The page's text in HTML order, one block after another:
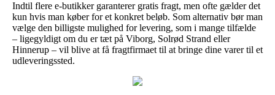
Indtil flere e-butikker garanterer gratis fragt, men ofte gælder det
kun hvis man køber for et konkret beløb. Som alternativ bør man
vælge den billigste mulighed for levering, som i mange tilfælde
– ligegyldigt om du er tæt på Viborg, Solrød Strand eller
Hinnerup – vil blive at få fragtfirmaet til at bringe dine varer til et
udleveringssted.